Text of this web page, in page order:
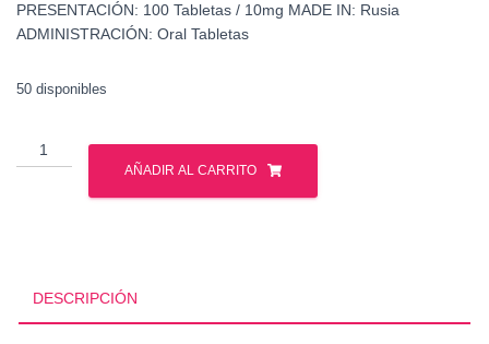
PRESENTACIÓN: 100 Tabletas / 10mg MADE IN: Rusia
ADMINISTRACIÓN: Oral Tabletas
50 disponibles
Ultrabolic
-
AÑADIR AL CARRITO
DESCRIPCIÓN